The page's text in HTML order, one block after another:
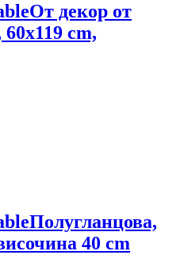
От декор от
cm,
Полугланцова,
40 cm